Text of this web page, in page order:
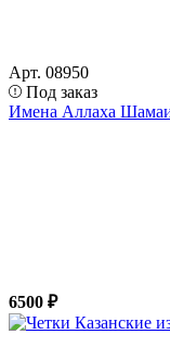
Арт. 08950
Под заказ
Имена Аллаха
6500 ₽